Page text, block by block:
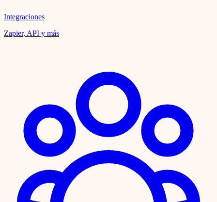
Integraciones
Zapier, API y más